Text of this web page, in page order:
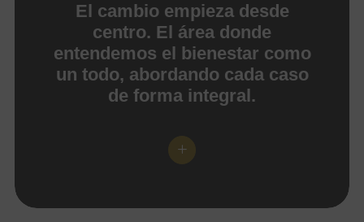
El cambio empieza desde
centro. El área donde
entendemos el bienestar como
un todo, abordando cada caso
de forma integral.